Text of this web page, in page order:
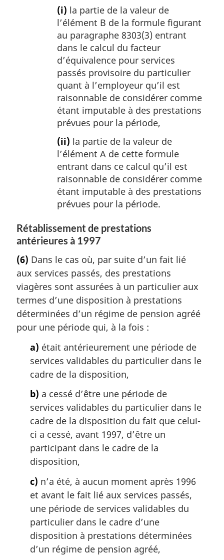
(i) la partie de la valeur de
l’élément B de la formule figurant
au paragraphe 8303(3) entrant
dans le calcul du facteur
d’équivalence pour services
passés provisoire du particulier
quant à l’employeur qu’il est
raisonnable de considérer comme
étant imputable à des prestations
prévues pour la période,
(ii) la partie de la valeur de
l’élément A de cette formule
entrant dans ce calcul qu’il est
raisonnable de considérer comme
étant imputable à des prestations
prévues pour la période.
Rétablissement de prestations
antérieures à 1997
(6) Dans le cas où, par suite d’un fait lié
aux services passés, des prestations
viagères sont assurées à un particulier aux
termes d’une disposition à prestations
déterminées d’un régime de pension agréé
pour une période qui, à la fois :
a) était antérieurement une période de
services validables du particulier dans le
cadre de la disposition,
b) a cessé d’être une période de
services validables du particulier dans le
cadre de la disposition du fait que celui-
ci a cessé, avant 1997, d’être un
participant dans le cadre de la
disposition,
c) n’a été, à aucun moment après 1996
et avant le fait lié aux services passés,
une période de services validables du
particulier dans le cadre d’une
disposition à prestations déterminées
d’un régime de pension agréé,